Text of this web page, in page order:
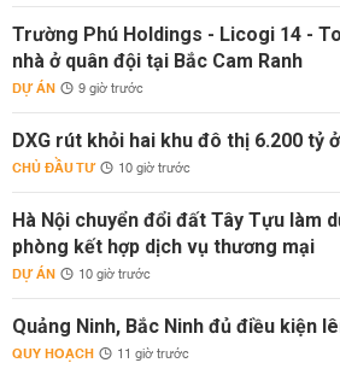
Trường Phú Holdings - Licogi 14 -
nhà ở quân đội tại Bắc Cam Ranh
DỰ ÁN 9 giờ trước
DXG rút khỏi hai khu đô thị 6.200 tỷ
CHỦ ĐẦU TƯ 10 giờ trước
Hà Nội chuyển đổi đất Tây Tựu làm
phòng kết hợp dịch vụ thương mại
DỰ ÁN 10 giờ trước
Quảng Ninh, Bắc Ninh đủ điều kiện
QUY HOẠCH 11 giờ trước